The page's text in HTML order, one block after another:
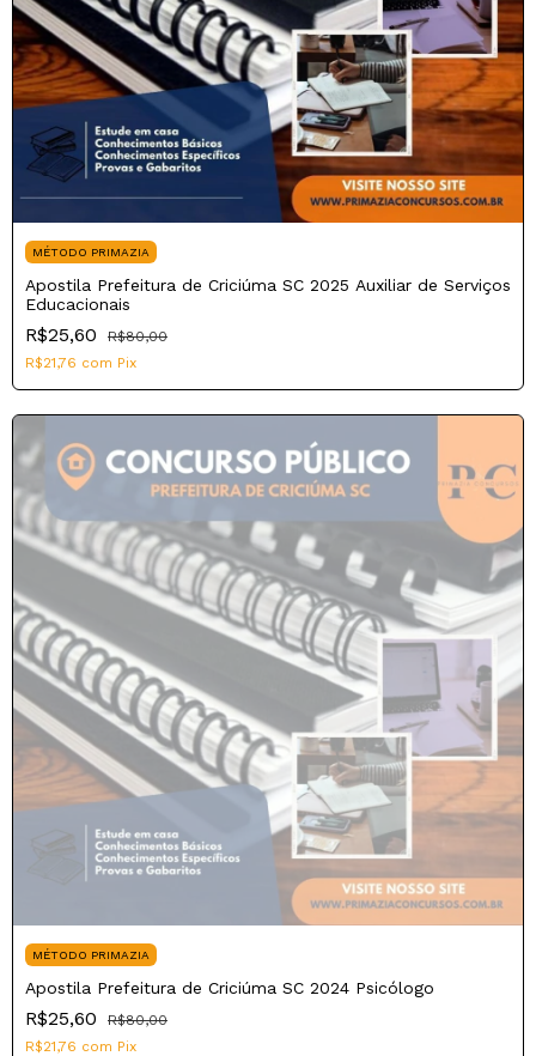
MÉTODO PRIMAZIA
Apostila Prefeitura de Criciúma SC 2025 Auxiliar de Serviços
Educacionais
R$25,60
R$80,00
R$21,76 com Pix
MÉTODO PRIMAZIA
Apostila Prefeitura de Criciúma SC 2024 Psicólogo
R$25,60
R$80,00
R$21,76 com Pix